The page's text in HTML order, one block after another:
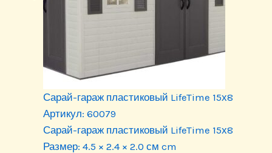
Сарай-гараж пластиковый LifeTime 15х8
Артикул: 60079
Сарай-гараж пластиковый LifeTime 15х8
Размер: 4.5 × 2.4 × 2.0 см cm